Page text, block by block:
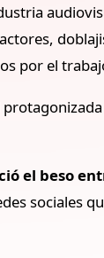
por el
el beso
sociales